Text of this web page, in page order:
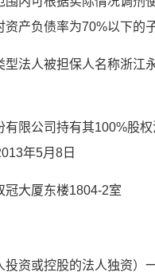
产负债率为70%以下的
法人被担保人名称浙江
限公司持有其100%股
年5月8日
冠大厦东楼1804-2室
资或控股的法人独资）